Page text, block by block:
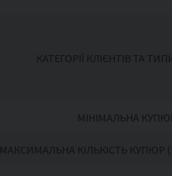
КАТЕГОРІЇ КЛІЄНТІВ ТА
МІНІМАЛЬНА
МАКСИМАЛЬНА КІЛЬКІСТЬ КУПЮР